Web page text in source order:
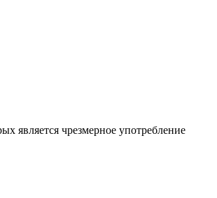
является чрезмерное употребление